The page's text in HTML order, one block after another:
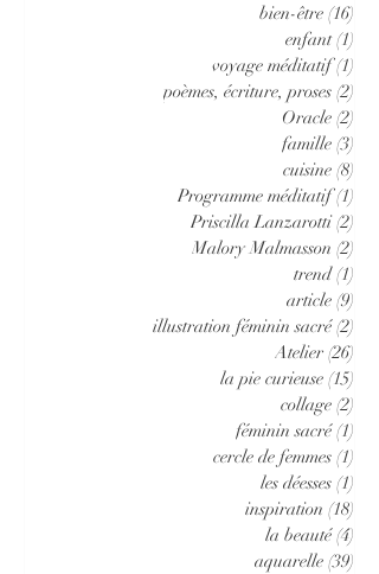
bien-être (16)
enfant (1)
voyage méditatif (1)
poèmes, écriture, proses (2)
Oracle (2)
famille (3)
cuisine (8)
Programme méditatif (1)
Priscilla Lanzarotti (2)
Malory Malmasson (2)
trend (1)
article (9)
illustration féminin sacré (2)
Atelier (26)
la pie curieuse (15)
collage (2)
féminin sacré (1)
cercle de femmes (1)
les déesses (1)
inspiration (18)
la beauté (4)
aquarelle (39)